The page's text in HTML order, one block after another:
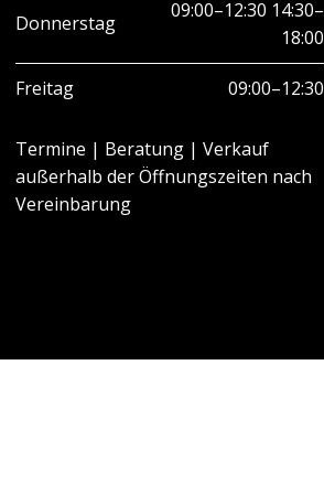
Donnerstag
09:00–12:30 14:30–
18:00
Freitag 09:00–12:30
Termine | Beratung | Verkauf
außerhalb der Öffnungszeiten nach
Vereinbarung